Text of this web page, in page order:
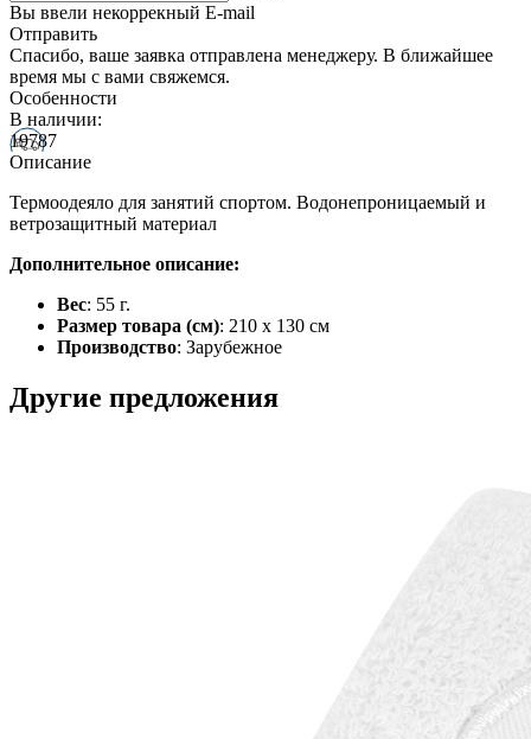
Вы ввели некоррекный E-mail
Отправить
Спасибо, ваше заявка отправлена менеджеру. В ближайшее
время мы с вами свяжемся.
Особенности
В наличии:
19787
Описание
Термоодеяло для занятий спортом. Водонепроницаемый и
ветрозащитный материал
Дополнительное описание:
Вес: 55 г.
Размер товара (см): 210 х 130 см
Производство: Зарубежное
Другие предложения